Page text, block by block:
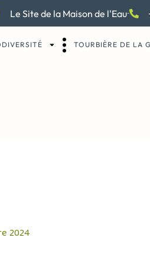
Le Site de la Maison de l'Eau
TOURBIÈRE DE LA
2024